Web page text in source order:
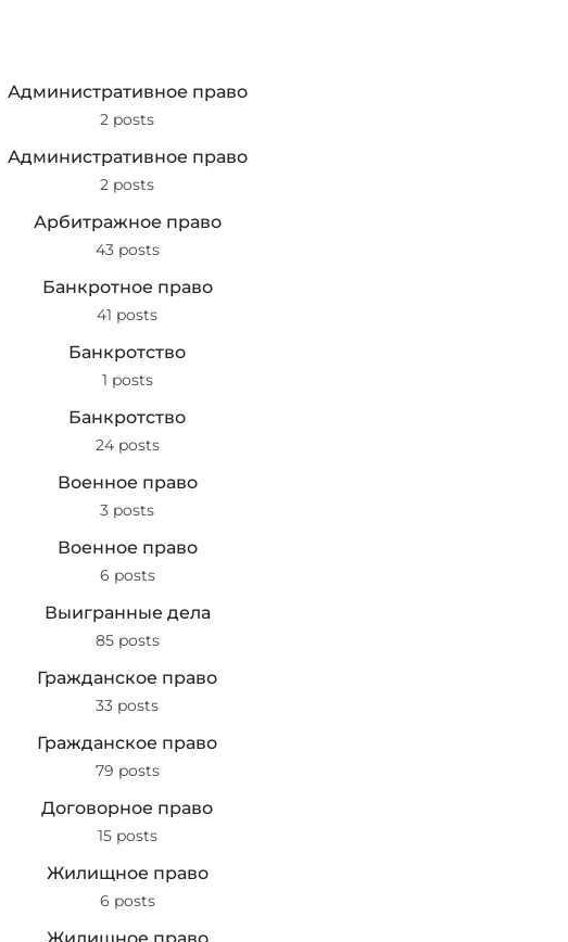
Административное право
2 posts
Административное право
2 posts
Арбитражное право
43 posts
Банкротное право
41 posts
Банкротство
1 posts
Банкротство
24 posts
Военное право
3 posts
Военное право
6 posts
Выигранные дела
85 posts
Гражданское право
33 posts
Гражданское право
79 posts
Договорное право
15 posts
Жилищное право
6 posts